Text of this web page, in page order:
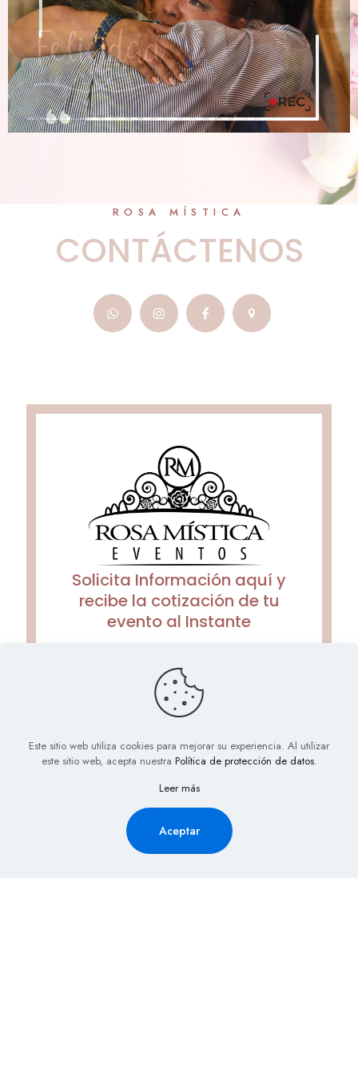
ROSA MÍSTICA
CONTÁCTENOS
Solicita Información aquí y
recibe la cotización de tu
evento al Instante
Este sitio web utiliza cookies para mejorar su experiencia. Al utilizar
este sitio web, acepta nuestra Política de protección de datos.
Leer más
Aceptar